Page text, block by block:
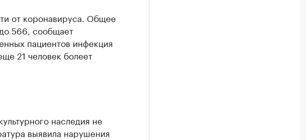
от коронавируса. Общее
566, сообщает
пациентов инфекция
21 человек болеет
наследия не
выявила нарушения